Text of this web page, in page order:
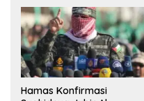
Hamas Konfirmasi